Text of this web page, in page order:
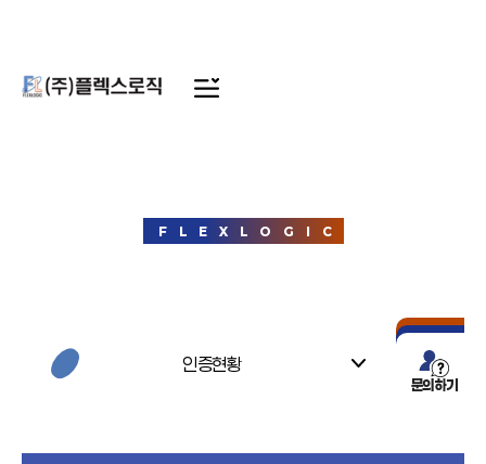
FLEXLOGIC
F L E X L O G I C
문의하기
인증현황